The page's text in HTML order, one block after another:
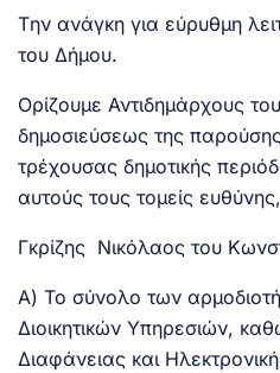
Tην ανάγκη για εύρυθμη
του Δήμου.
Ορίζουμε Αντιδημάρχους
δημοσιεύσεως της
τρέχουσας δημοτικής
αυτούς τους τομείς
Γκρίζης Νικόλαος του
Α) Το σύνολο των
Διοικητικών Υπηρεσιών,
Διαφάνειας και